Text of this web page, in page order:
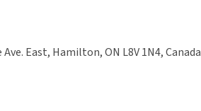
Ave. East, Hamilton, ON L8V 1N4, Canada